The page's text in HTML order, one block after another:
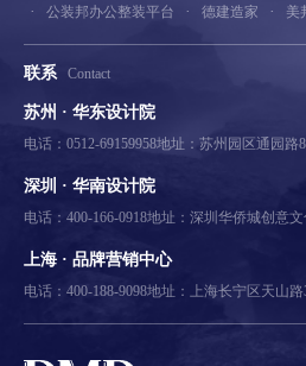
· 公装邦办公整装平台 · 德建造家 · 美
联系 Contact
苏州 · 华东设计院
电话：0512-69159958地址：苏州园区通园路
深圳 · 华南设计院
电话：400-166-0918地址：深圳华侨城创意文
上海 · 品牌营销中心
电话：400-188-9098地址：上海长宁区天山